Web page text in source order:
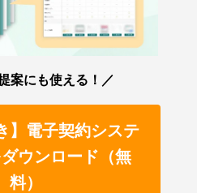
案にも使える！／
】電子契約システ
ウンロード（無
料）